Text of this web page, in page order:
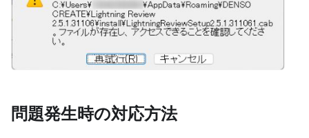
問題発生時の対応方法